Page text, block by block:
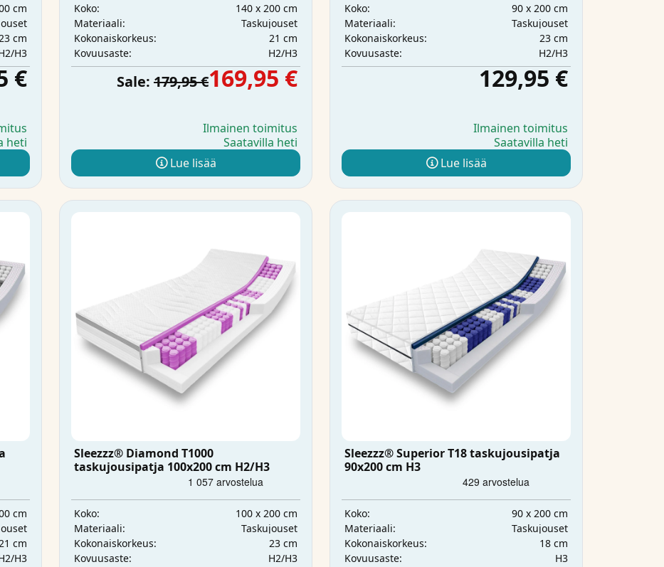
cm
23 cm
H3
€
heti
Koko:
140 x 200 cm
Materiaali:
Taskujouset
Kokonaiskorkeus:
21 cm
Kovuusaste:
H2/H3
Sale: 179,95 €169,95 €
Ilmainen toimitus
Saatavilla heti
Lue lisää
Koko:
90 x 200 cm
Materiaali:
Taskujouset
Kokonaiskorkeus:
23 cm
Kovuusaste:
H2/H3
129,95 €
Ilmainen toimitus
Saatavilla heti
Lue lisää
cm
21 cm
H3
Sleezzz® Diamond T1000
taskujousipatja 100x200 cm H2/H3
Koko:
100 x 200 cm
Materiaali:
Taskujouset
Kokonaiskorkeus:
23 cm
Kovuusaste:
H2/H3
Sleezzz® Superior T18 taskujousipatja
90x200 cm H3
Koko:
90 x 200 cm
Materiaali:
Taskujouset
Kokonaiskorkeus:
18 cm
Kovuusaste:
H3